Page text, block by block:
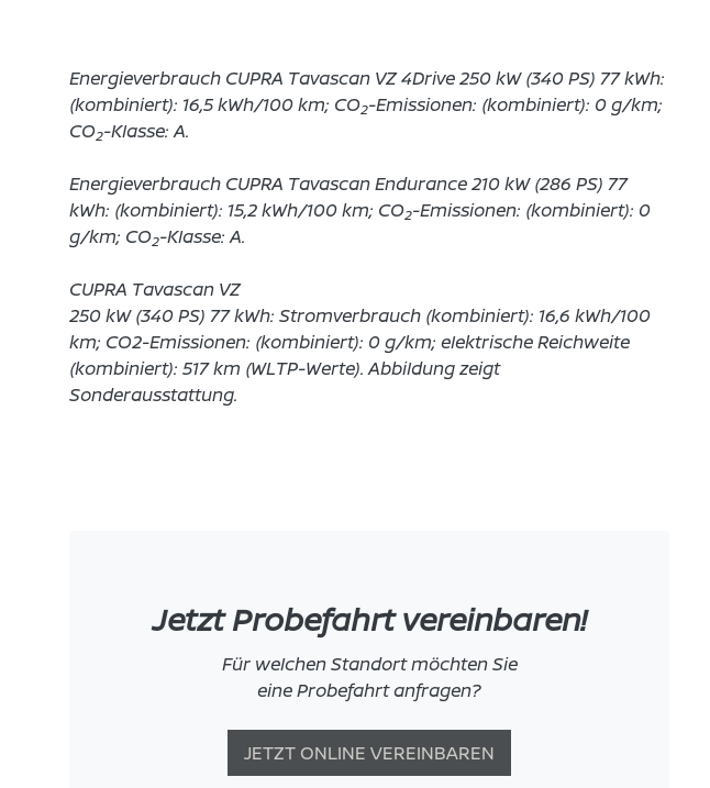
Energieverbrauch CUPRA Tavascan VZ 4Drive 250 kW (340 PS) 77 kWh:
(kombiniert): 16,5 kWh/100 km; CO2-Emissionen: (kombiniert): 0 g/km;
CO2-Klasse: A.
Energieverbrauch CUPRA Tavascan Endurance 210 kW (286 PS) 77
kWh: (kombiniert): 15,2 kWh/100 km; CO2-Emissionen: (kombiniert): 0
g/km; CO2-Klasse: A.
CUPRA Tavascan VZ
250 kW (340 PS) 77 kWh: Stromverbrauch (kombiniert): 16,6 kWh/100
km; CO2-Emissionen: (kombiniert): 0 g/km; elektrische Reichweite
(kombiniert): 517 km (WLTP-Werte). Abbildung zeigt
Sonderausstattung.
Jetzt Probefahrt vereinbaren!
Für welchen Standort möchten Sie
eine Probefahrt anfragen?
JETZT ONLINE VEREINBAREN